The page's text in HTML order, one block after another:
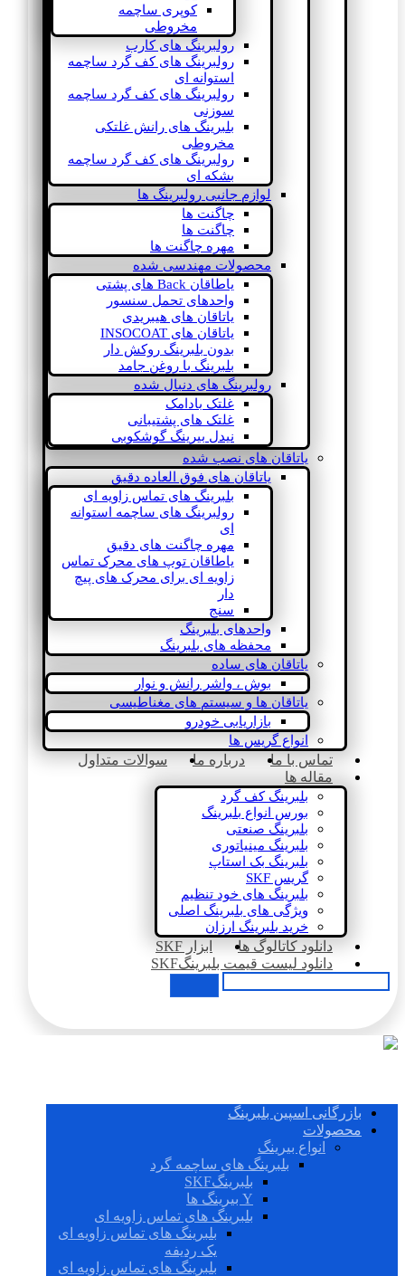
کوپری ساچمه
مخروطی
رولبرینگ های کارب
رولبرینگ های کف گرد ساچمه
استوانه ای
رولبرینگ های کف گرد ساچمه
سوزنی
بلبرینگ های رانش غلتکی
مخروطی
رولبرینگ های کف گرد ساچمه
بشکه ای
لوازم جانبی رولبرینگ ها
چاگنت ها
چاگنت ها
مهره چاگنت ها
محصولات مهندسی شده
یاطاقان Back های پشتی
واحدهای تحمل سنسور
یاتاقان های هیبریدی
یاتاقان های INSOCOAT
بدون بلبرینگ روکش دار
بلبرینگ با روغن جامد
رولبرینگ های دنبال شده
غلتک بادامک
غلتک های پشتیبانی
نیدل بیرینگ گوشکوبی
یاتاقان های نصب شده
یاتاقان های فوق العاده دقیق
بلبرینگ های تماس زاویه ای
رولبرینگ های ساچمه استوانه
ای
مهره چاگنت های دقیق
یاطاقان توپ های محرک تماس
زاویه ای برای محرک های پیچ
دار
سنج
واحدهای بلبرینگ
محفظه های بلبرینگ
یاتاقان های ساده
بوش ، واشر رانش و نوار
یاتاقان ها و سیستم های مغناطیسی
بازاریابی خودرو
انواع گریس ها
تماس با ما درباره ما
سوالات متداول
مقاله ها
بلبرینگ کف گرد
بورس انواع بلبرینگ
بلبرینگ صنعتی
بلبرینگ مینیاتوری
بلبرینگ بک استاپ
گریس SKF
بلبرینگ های خود تنظیم
ویژگی های بلبرینگ اصلی
خرید بلبرینگ ارزان
دانلود کاتالوگ ها
ابزار SKF
دانلود لیست قیمت بلبرینگSKF
بازرگانی اسپین بلبرینگ
محصولات
انواع بیرینگ
بلبرینگ های ساچمه گرد
بلبرینگSKF
Y بیرینگ ها
بلبرینگ های تماس زاویه ای
بلبرینگ های تماس زاویه ای
یک ردیفه
بلبرینگ های تماس زاویه ای